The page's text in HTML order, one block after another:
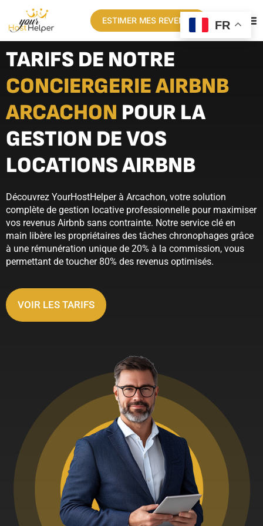
ESTIMER MES REVENUS
TARIFS DE NOTRE
CONCIERGERIE AIRBNB
ARCACHON POUR LA
GESTION DE VOS
LOCATIONS AIRBNB
Découvrez YourHostHelper à Arcachon, votre solution
complète de gestion locative professionnelle pour maximiser
vos revenus Airbnb sans contrainte. Notre service clé en
main libère les propriétaires des tâches chronophages grâce
à une rémunération unique de 20% à la commission, vous
permettant de toucher 80% des revenus optimisés.
VOIR LES TARIFS
FR